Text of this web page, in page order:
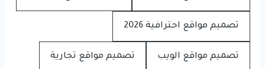
تصميم مواقع احترافية 2026
تصميم مواقع الويب تصميم مواقع تجارية